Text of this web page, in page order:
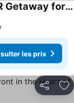
Cabin by the Falls: Modern 3BR Getaway for Relaxation & Adventure
les prix
Partager